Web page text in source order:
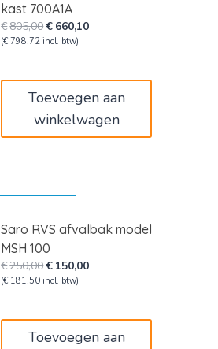
kast 700A1A
€805,00Oorspronkelijke
prijs
€ 660,10Huidige
(€ 798,72 incl. btw)
Toevoegen aan
winkelwagen
Saro RVS afvalbak model
MSH 100
€250,00Oorspronkelijke
prijs
€ 150,00Huidige
(€ 181,50 incl. btw)
Toevoegen aan